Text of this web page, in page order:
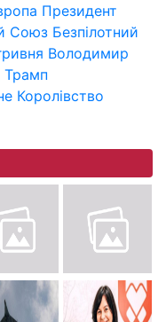
Президент
Союз Безпілотний
Володимир
Трамп
Королівство